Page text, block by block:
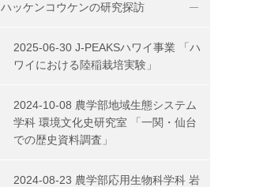
ハッケンコウケンの研究探訪
2025-06-30 J-PEAKSハワイ事業 「ハ
ワイにおける陸稲栽培実験」
2024-10-08 農学部地域生態システム
学科 環境文化史研究室 「一関・仙台
での歴史資料調査」
2024-08-23 農学部応用生物科学科 岩